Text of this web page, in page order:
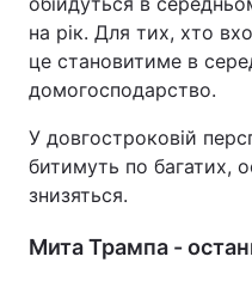
на рік. Для тих, хто
це становитиме в
домогосподарство.
У довгостроковій
битимуть по багатих,
знизяться.
Мита Трампа -